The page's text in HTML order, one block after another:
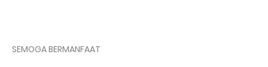
SEMOGA BERMANFAAT